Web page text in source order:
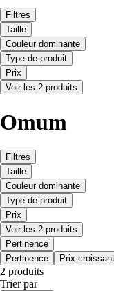
Filtres
Taille
Couleur dominante
Type de produit
Prix
Voir les 2 produits
Omum
Filtres
Taille
Couleur dominante
Type de produit
Prix
Voir les 2 produits
Pertinence
Pertinence
Prix croissant
2 produits
Trier par